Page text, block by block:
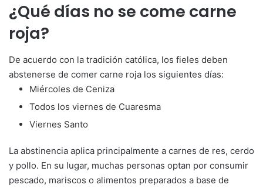
¿Qué días no se come carne
roja?
De acuerdo con la tradición católica, los fieles deben
abstenerse de comer carne roja los siguientes días:
Miércoles de Ceniza
Todos los viernes de Cuaresma
Viernes Santo
La abstinencia aplica principalmente a carnes de res, cerdo
y pollo. En su lugar, muchas personas optan por consumir
pescado, mariscos o alimentos preparados a base de